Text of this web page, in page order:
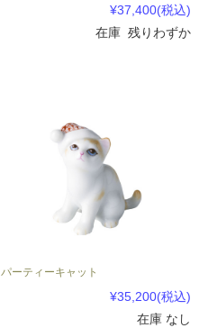
¥37,400(税込)
在庫 残りわずか
パーティーキャット
¥35,200(税込)
在庫 なし